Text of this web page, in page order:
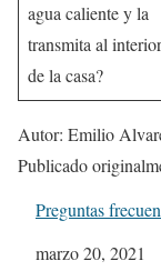
agua caliente y la
transmita al interior
de la casa?
Autor: Emilio
Publicado
Preguntas
Fecha
marzo 20, 2021